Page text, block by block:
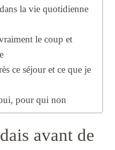
la vie quotidienne
le coup et
ce séjour et ce que je
pour qui non
avant de